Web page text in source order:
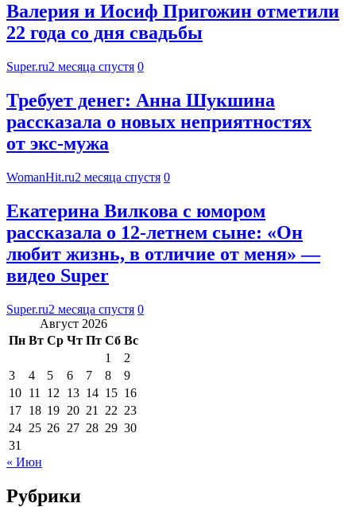
Валерия и Иосиф Пригожин отметили
22 года со дня свадьбы
Super.ru2 месяца спустя 0
Требует денег: Анна Шукшина
рассказала о новых неприятностях
от экс-мужа
WomanHit.ru2 месяца спустя 0
Екатерина Вилкова с юмором
рассказала о 12-летнем сыне: «Он
любит жизнь, в отличие от меня» —
видео Super
Super.ru2 месяца спустя 0
Август 2026
Пн Вт Ср Чт Пт Сб Вс
1
2
3
4 5 6 7 8
9
10 11 12 13 14 15 16
17 18 19 20 21 22 23
24 25 26 27 28 29 30
31
« Июн
Рубрики